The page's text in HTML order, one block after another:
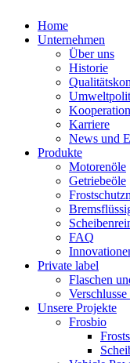
Home
Unternehmen
Über uns
Historie
Kooperation
Karriere
News und
Produkte
Motorenöle
Getriebeöle
FAQ
Private label
Flaschen
Unsere Projekte
Frosbio